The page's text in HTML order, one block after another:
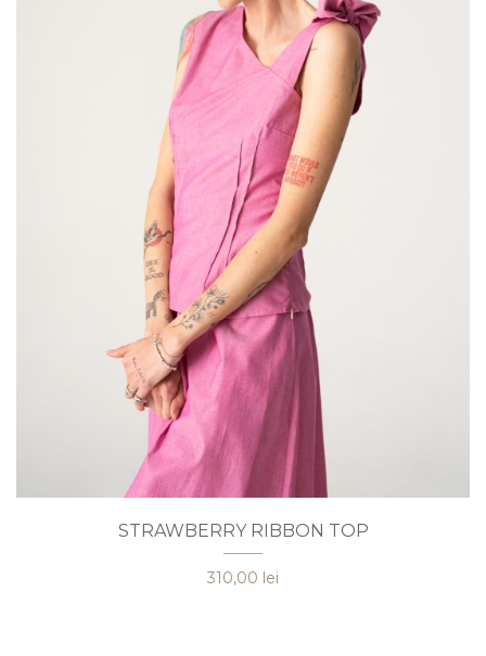
produs
mai
STRAWBERRY RIBBON TOP
310,00 lei